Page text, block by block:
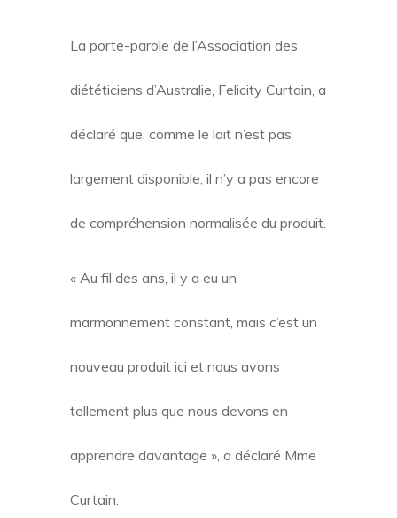
La porte-parole de l’Association des
diététiciens d’Australie, Felicity Curtain, a
déclaré que, comme le lait n’est pas
largement disponible, il n’y a pas encore
de compréhension normalisée du produit.
« Au fil des ans, il y a eu un
marmonnement constant, mais c’est un
nouveau produit ici et nous avons
tellement plus que nous devons en
apprendre davantage », a déclaré Mme
Curtain.